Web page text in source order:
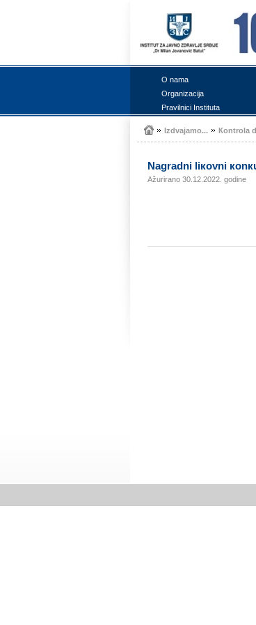
О nаmа
Оrgаnizаciја
Prаvilnici Institutа
Izdvајаmо... Коntrоlа
Nаgrаdni liкоvni
Ažurirano 30.12.2022. godine